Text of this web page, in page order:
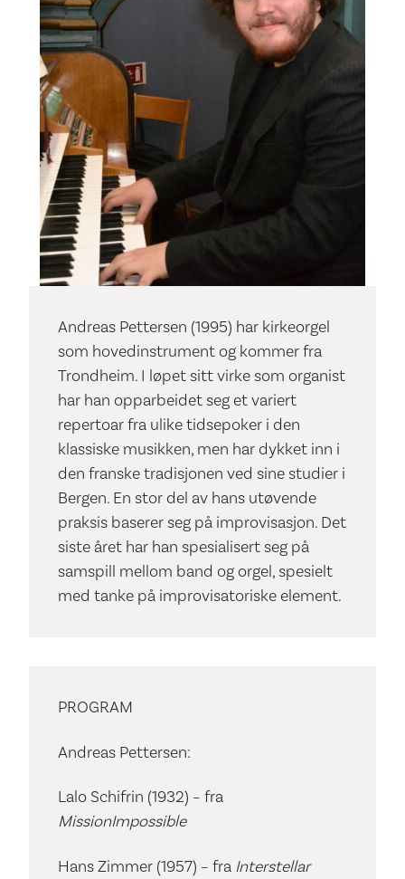
Andreas Pettersen (1995) har kirkeorgel
som hovedinstrument og kommer fra
Trondheim. I løpet sitt virke som organist
har han opparbeidet seg et variert
repertoar fra ulike tidsepoker i den
klassiske musikken, men har dykket inn i
den franske tradisjonen ved sine studier i
Bergen. En stor del av hans utøvende
praksis baserer seg på improvisasjon. Det
siste året har han spesialisert seg på
samspill mellom band og orgel, spesielt
med tanke på improvisatoriske element.
PROGRAM
Andreas Pettersen:
Lalo Schifrin (1932) – fra
MissionImpossible
Hans Zimmer (1957) – fra Interstellar